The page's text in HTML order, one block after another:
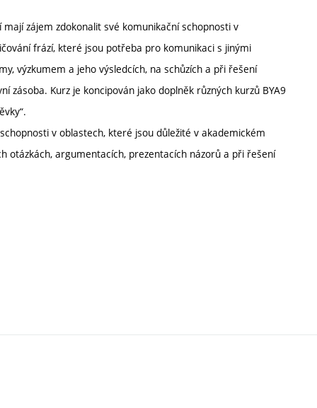
zájem zdokonalit své komunikační schopnosti v
frází, které jsou potřeba pro komunikaci s jinými
výzkumem a jeho výsledcích, na schůzích a při řešení
Kurz je koncipován jako doplněk různých kurzů BYA9
v oblastech, které jsou důležité v akademickém
otázkách, argumentacích, prezentacích názorů a při řešení